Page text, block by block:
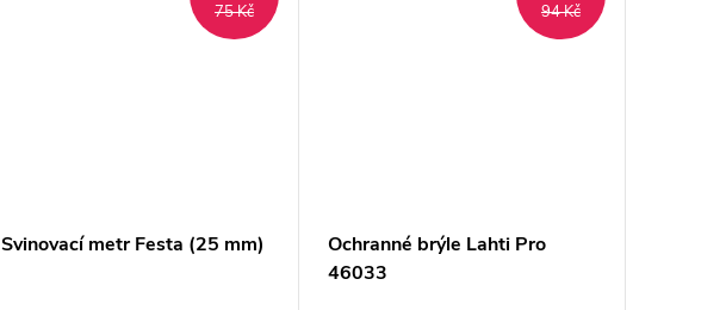
75 Kč
Svinovací metr Festa (25 mm)
94 Kč
Ochranné brýle Lahti Pro
46033